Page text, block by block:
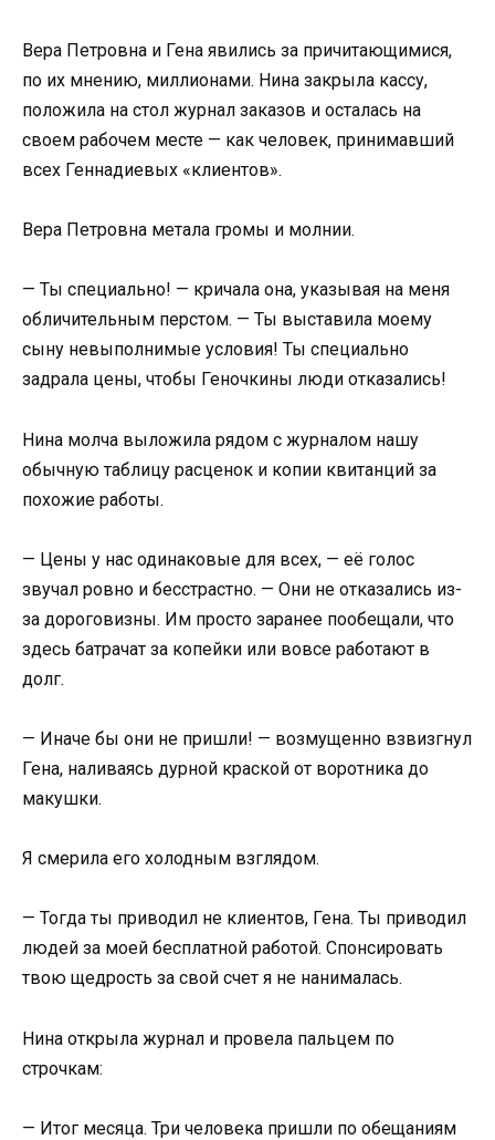
Вера Петровна и Гена явились за причитающимися,
по их мнению, миллионами. Нина закрыла кассу,
положила на стол журнал заказов и осталась на
своем рабочем месте — как человек, принимавший
всех Геннадиевых «клиентов».
Вера Петровна метала громы и молнии.
— Ты специально! — кричала она, указывая на меня
обличительным перстом. — Ты выставила моему
сыну невыполнимые условия! Ты специально
задрала цены, чтобы Геночкины люди отказались!
Нина молча выложила рядом с журналом нашу
обычную таблицу расценок и копии квитанций за
похожие работы.
— Цены у нас одинаковые для всех, — её голос
звучал ровно и бесстрастно. — Они не отказались из-
за дороговизны. Им просто заранее пообещали, что
здесь батрачат за копейки или вовсе работают в
долг.
— Иначе бы они не пришли! — возмущенно взвизгнул
Гена, наливаясь дурной краской от воротника до
макушки.
Я смерила его холодным взглядом.
— Тогда ты приводил не клиентов, Гена. Ты приводил
людей за моей бесплатной работой. Спонсировать
твою щедрость за свой счет я не нанималась.
Нина открыла журнал и провела пальцем по
строчкам:
— Итог месяца. Три человека пришли по обещаниям